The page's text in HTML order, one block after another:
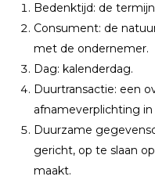
Bedenktijd: de
Consument: de
met de ondernemer.
Dag: kalenderdag.
Duurtransactie: een
afnameverplichting
Duurzame
gericht, op te slaan
maakt.